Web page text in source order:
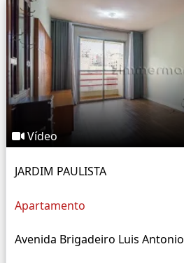
Vídeo
JARDIM PAULISTA
Apartamento
Avenida Brigadeiro Luis Antonio